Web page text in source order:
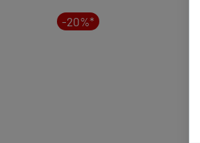
-20%*